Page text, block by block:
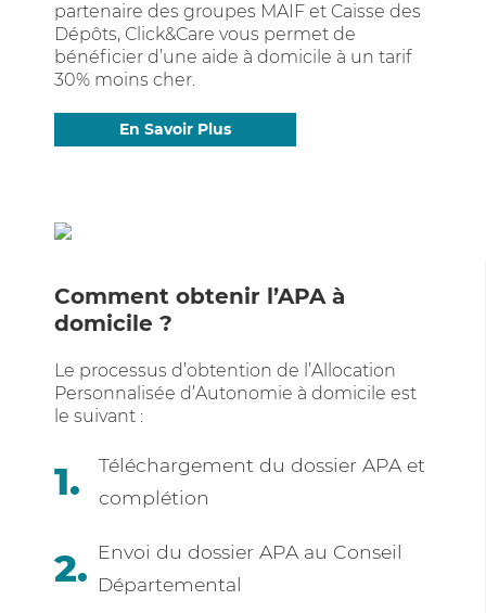
partenaire des groupes MAIF et Caisse des
Dépôts, Click&Care vous permet de
bénéficier d’une aide à domicile à un tarif
30% moins cher.
En Savoir Plus
Comment obtenir l’APA à
domicile ?
Le processus d’obtention de l’Allocation
Personnalisée d’Autonomie à domicile est
le suivant :
Téléchargement du dossier APA et
complétion
Envoi du dossier APA au Conseil
Départemental